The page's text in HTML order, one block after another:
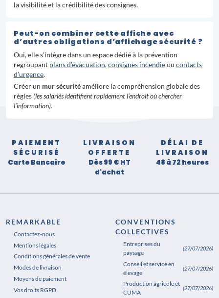
la visibilité et la crédibilité des consignes.
Peut-on combiner cette affiche avec
d’autres obligations d’affichage sécurité ?
Oui, elle s’intègre dans un espace dédié à la prévention
regroupant plans d’évacuation,consignes incendieou contacts
d’urgence.
Créer un mur sécuritéaméliore la compréhension globale des
règles(les salariés identifient rapidement l’endroit où chercher
l’information).
PAIEMENT
SÉCURISÉ
Carte Bancaire
LIVRAISON
OFFERTE
Dès 99 € HT
d'achat
DÉLAI DE
LIVRAISON
48 à 72 heures
REMARKABLE
Contactez-nous
Mentions légales
Conditions générales de vente
Modes de livraison
Moyens de paiement
Vos droits RGPD
CONVENTIONS
COLLECTIVES
Entreprises du
paysage
(27/07/2026)
Conseil et service en
élevage
(27/07/2026)
Production agricole et
CUMA
(27/07/2026)